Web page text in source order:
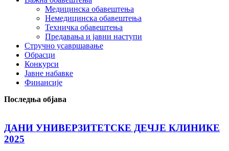
Медицинска обавештења
Немедицинска обавештења
Техничка обавештења
Предавања и јавни наступи
Стручно усавршавање
Обрасци
Конкурси
Јавне набавке
Финансије
Последња објава
ДАНИ УНИВЕРЗИТЕТСКЕ ДЕЧЈЕ КЛИНИКЕ
2025